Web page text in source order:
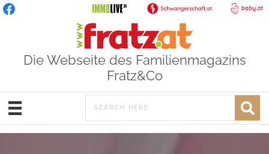
Die Webseite des Familienmagazins
Fratz&Co